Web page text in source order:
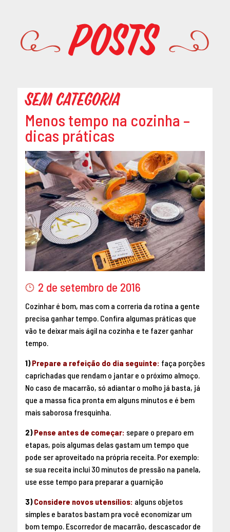
Posts
Sem categoria
Menos tempo na cozinha –
dicas práticas
2 de setembro de 2016
Cozinhar é bom, mas com a correria da rotina a gente
precisa ganhar tempo. Confira algumas práticas que
vão te deixar mais ágil na cozinha e te fazer ganhar
tempo.
1)Prepare a refeição do dia seguinte: faça porções
caprichadas que rendam o jantar e o próximo almoço.
No caso de macarrão, só adiantar o molho já basta, já
que a massa fica pronta em alguns minutos e é bem
mais saborosa fresquinha.
2) Pense antes de começar: separe o preparo em
etapas, pois algumas delas gastam um tempo que
pode ser aproveitado na própria receita. Por exemplo:
se sua receita inclui 30 minutos de pressão na panela,
use esse tempo para preparar a guarnição
3)Considere novos utensílios: alguns objetos
simples e baratos bastam pra você economizar um
bom tempo. Escorredor de macarrão, descascador de